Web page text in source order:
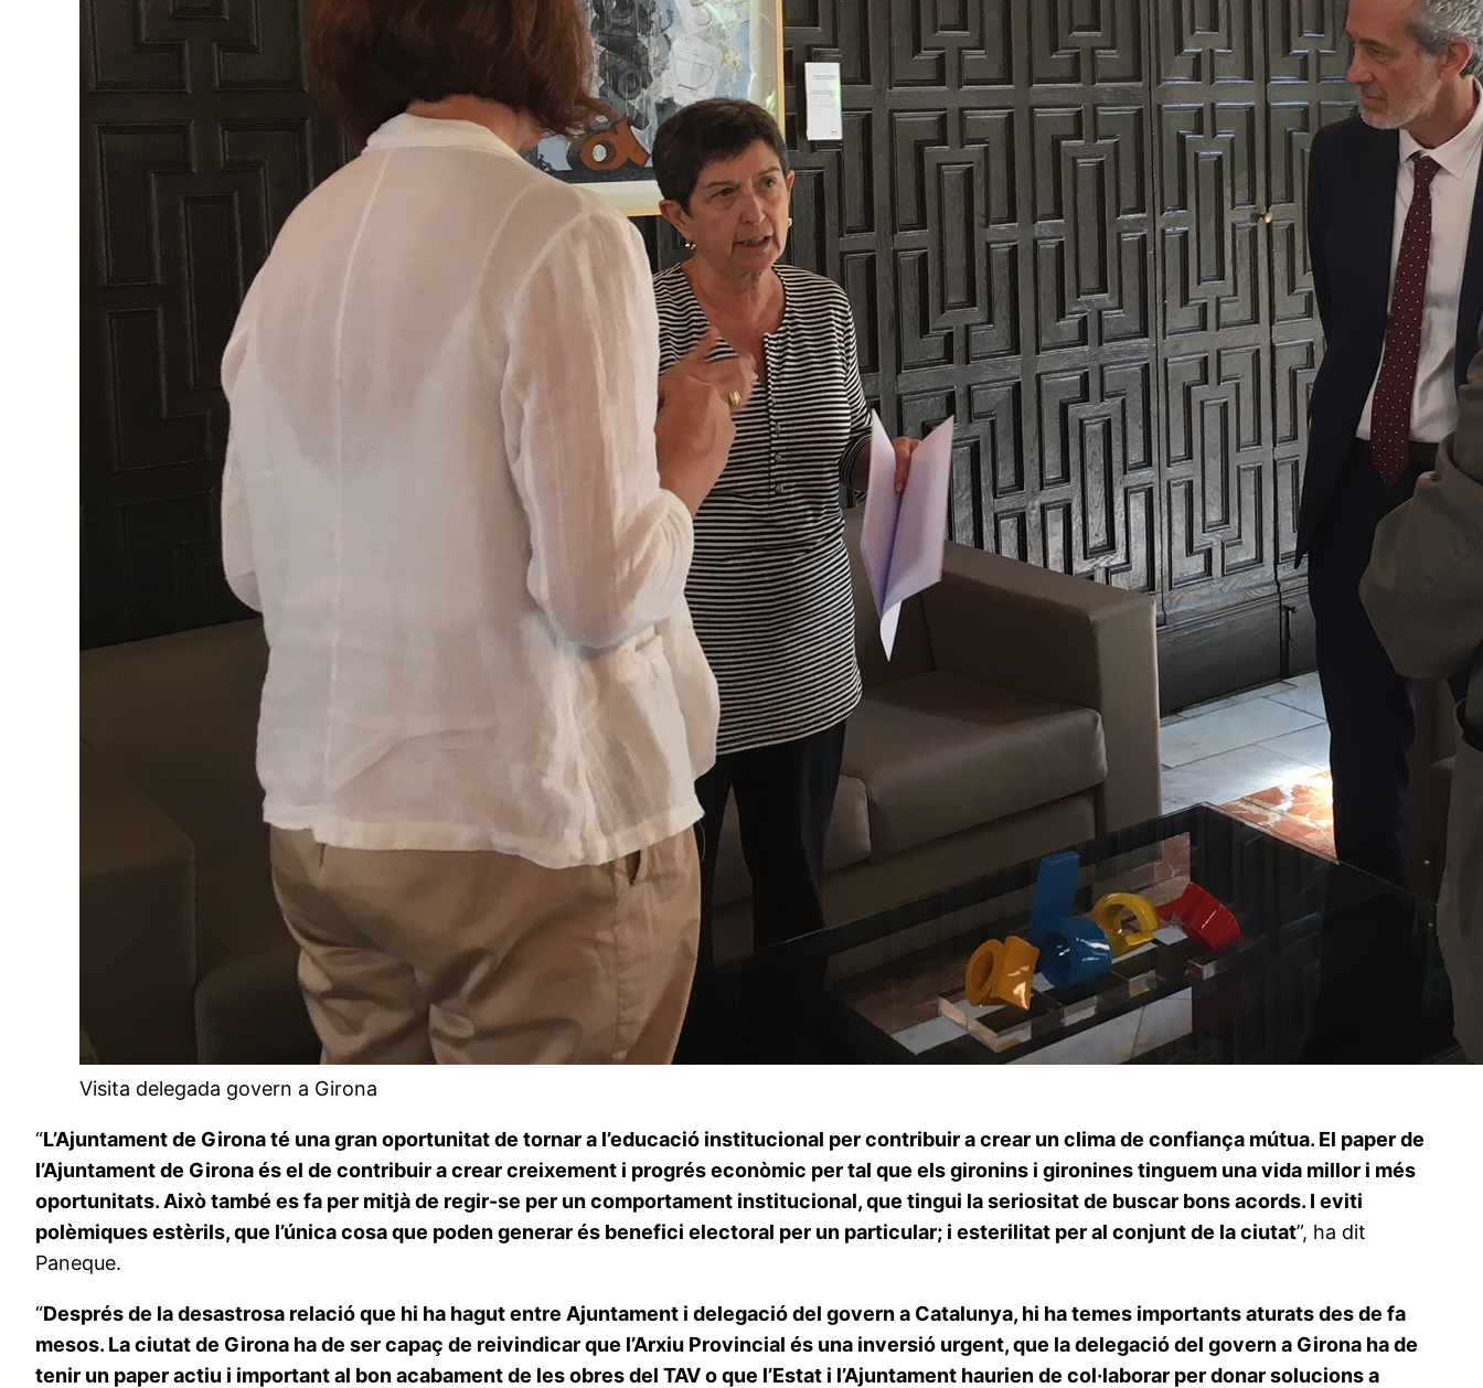
Visita delegada govern a Girona
“L’Ajuntament de Girona té una gran oportunitat de tornar a l’educació institucional per contribuir a crear un clima de confiança mútua. El paper de
l’Ajuntament de Girona és el de contribuir a crear creixement i progrés econòmic per tal que els gironins i gironines tinguem una vida millor i més
oportunitats. Això també es fa per mitjà de regir-se per un comportament institucional, que tingui la seriositat de buscar bons acords. I eviti
polèmiques estèrils, que l’única cosa que poden generar és benefici electoral per un particular; i esterilitat per al conjunt de la ciutat”, ha dit
Paneque.
“Després de la desastrosa relació que hi ha hagut entre Ajuntament i delegació del govern a Catalunya, hi ha temes importants aturats des de fa
mesos. La ciutat de Girona ha de ser capaç de reivindicar que l’Arxiu Provincial és una inversió urgent, que la delegació del govern a Girona ha de
tenir un paper actiu i important al bon acabament de les obres del TAV o que l’Estat i l’Ajuntament haurien de col·laborar per donar solucions a